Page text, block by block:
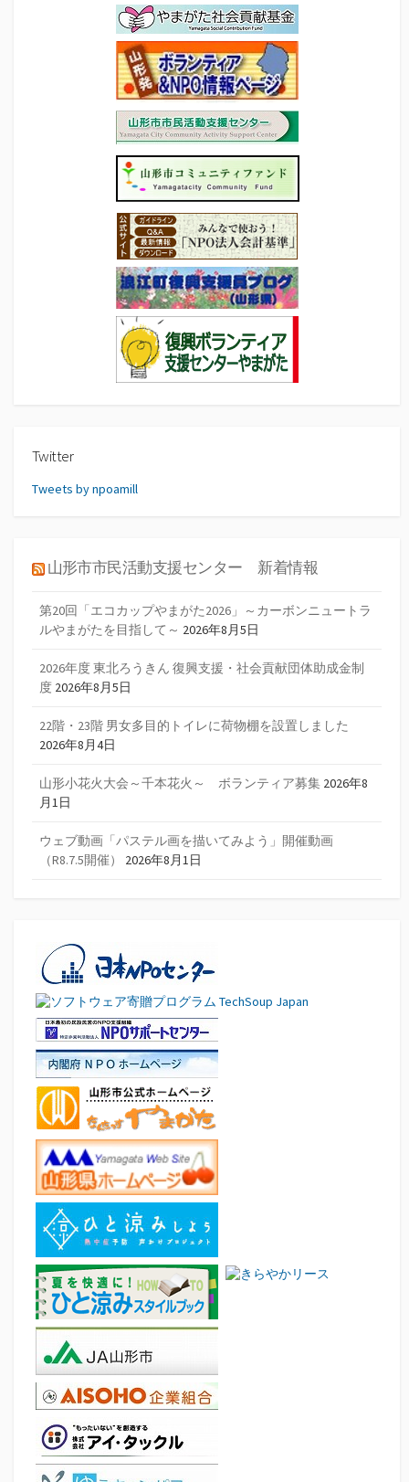
Twitter
Tweets by npoamill
山形市市民活動支援センター 新着情報
第20回「エコカップやまがた2026」～カーボンニュートラ
ルやまがたを目指して～ 2026年8月5日
2026年度 東北ろうきん 復興支援・社会貢献団体助成金制
度 2026年8月5日
22階・23階 男女多目的トイレに荷物棚を設置しました
2026年8月4日
山形小花火大会～千本花火～ ボランティア募集 2026年8
月1日
ウェブ動画「パステル画を描いてみよう」開催動画
（R8.7.5開催）
2026年8月1日